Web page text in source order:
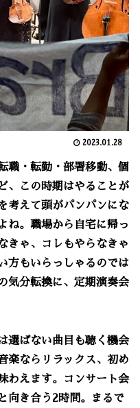
2023.01.28
職・転勤・部署移動、個
、この時期はやることが
考えて頭がパンパンにな
ね。職場から自宅に帰っ
きゃ、コレもやらなきゃ
方もいらっしゃるのでは
気分転換に、定期演奏会
選ばない曲目も聴く機会
楽ならリラックス、初め
わえます。コンサート会
向き合う2時間。まるで